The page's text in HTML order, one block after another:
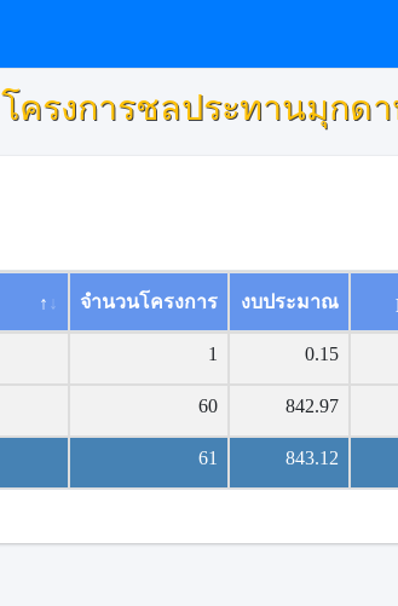
โครงการชลประทานมุกด
จำนวนโครงการ งบประมาณ
1 0.15
60 842.97
61 843.12